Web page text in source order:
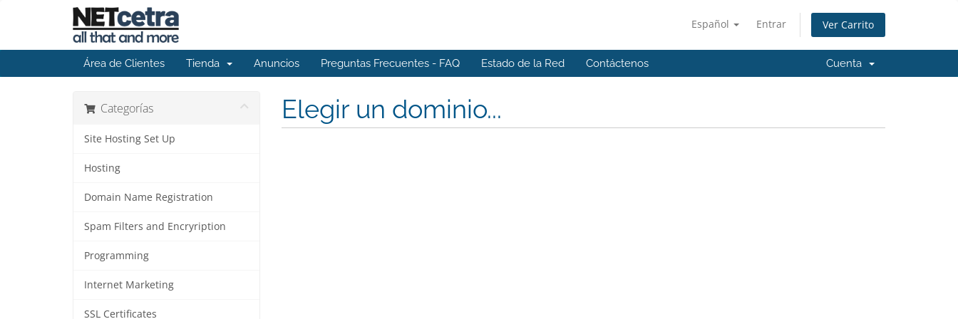
Español Entrar Ver Carrito
Área de Clientes Tienda Anuncios Preguntas Frecuentes - FAQ Estado de la Red Contáctenos Cuenta
Categorías
Site Hosting Set Up
Hosting
Domain Name Registration
Spam Filters and Encryription
Programming
Internet Marketing
SSL Certificates
Elegir un dominio...